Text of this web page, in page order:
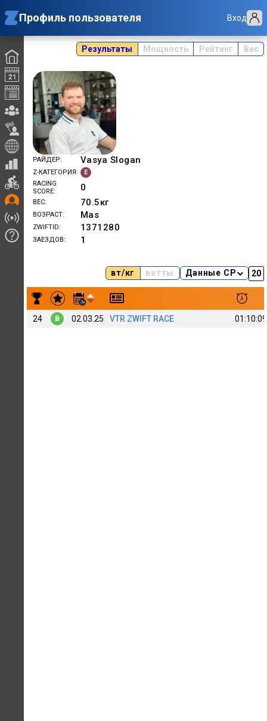
Профиль пользователя Вход
Результаты Мощность Рейтинг Вес
РАЙДЕР Vasya Slogan
Z-КАТЕГОРИЯ
E
RACING
SCORE
0
ВЕС 70.5кг
ВОЗРАСТ Mas
ZWIFTID 1371280
ЗАЕЗДОВ 1
вт/кг ватты Данные CP
Результаты заездов Vasya Baranov 26
24 B 02.03.25 VTR ZWIFT RACE 01:10:09